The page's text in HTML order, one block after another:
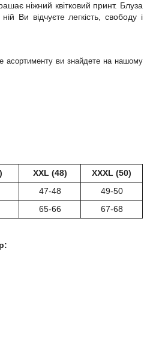
ніжний квітковий принт. Блуза
Ви відчуєте легкість, свободу і
асортименту ви знайдете на нашому
XXL (48)
XXХL (50)
47-48
49-50
65-66 67-68